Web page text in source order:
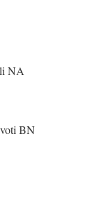
NA
BN